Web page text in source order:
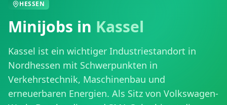
HESSEN
Minijobs in Kassel
Kassel ist ein wichtiger Industriestandort in
Nordhessen mit Schwerpunkten in
Verkehrstechnik, Maschinenbau und
erneuerbaren Energien. Als Sitz von Volkswagen-